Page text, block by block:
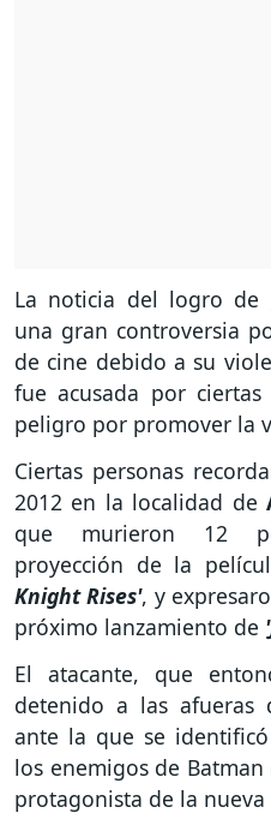
La noticia del logro de
una gran controversia
de cine debido a su
fue acusada por
peligro por promover la
Ciertas personas
2012 en la localidad de
que murieron 12
proyección de la
Knight Rises', y
próximo lanzamiento de
El atacante, que
detenido a las
ante la que se
los enemigos de
protagonista de la nueva